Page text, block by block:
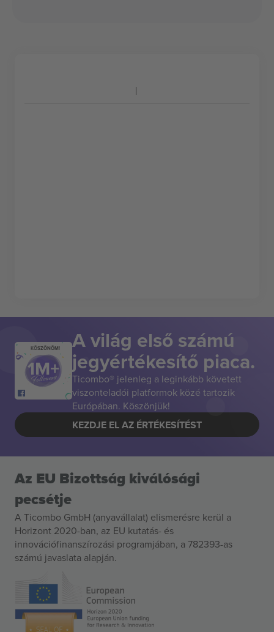
KÖSZÖNÖM! A világ első számú
jegyértékesítő piaca.
Ticombo® jelenleg a leginkább követett
viszonteladói platformok közé tartozik
Európában. Köszönjük!
KEZDJE EL AZ ÉRTÉKESÍTÉST
Az EU Bizottság kiválósági
pecsétje
A Ticombo GmbH (anyavállalat) elismerésre kerül a
Horizont 2020-ban, az EU kutatás- és
innovációfinanszírozási programjában, a 782393-as
számú javaslata alapján.